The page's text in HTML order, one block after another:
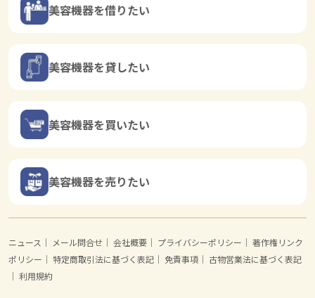
美容機器を借りたい
美容機器を貸したい
美容機器を買いたい
美容機器を売りたい
ニュース ｜ メール問合せ ｜ 会社概要 ｜ プライバシーポリシー ｜ 著作権リンク
ポリシー ｜ 特定商取引法に基づく表記 ｜ 免責事項 ｜ 古物営業法に基づく表記
｜ 利用規約